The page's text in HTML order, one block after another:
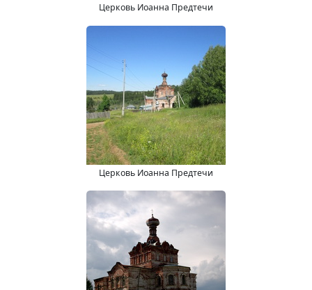
Церковь Иоанна Предтечи
Церковь Иоанна Предтечи